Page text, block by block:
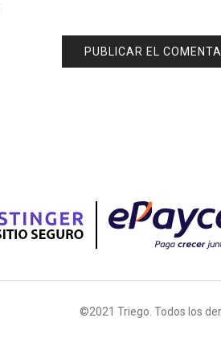
©2021 Triego. Todos los